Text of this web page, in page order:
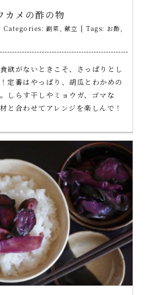
カメの酢の物
Categories: 副菜 献立 | Tags: お酢
欲がないときこそ、さっぱりとし
定番はやっぱり、胡瓜とわかめの
しらす干しやミョウガ、ゴマな
と合わせてアレンジを楽しんで！